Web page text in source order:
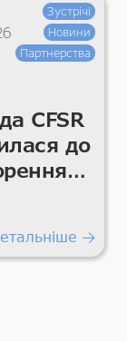
Зустрічі
Новини
Партнерства
CFSR
до
та